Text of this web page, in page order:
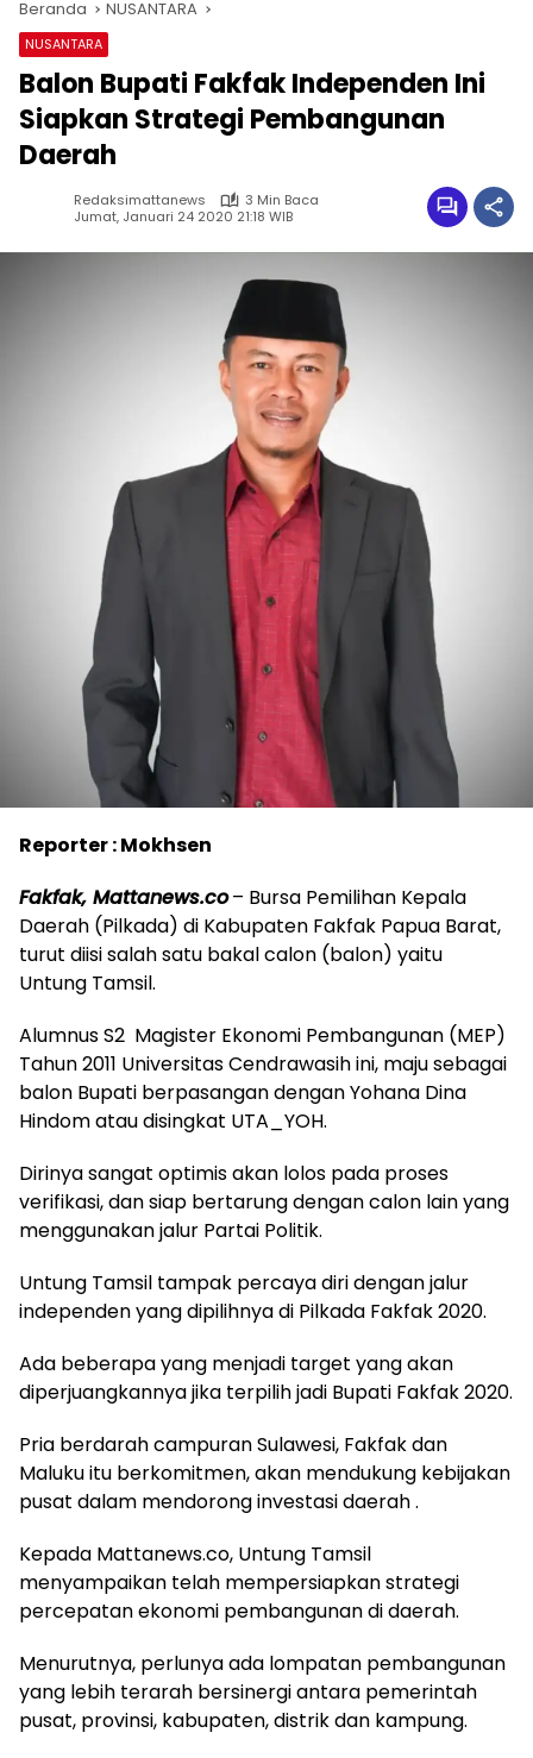
Beranda NUSANTARA
NUSANTARA
Balon Bupati Fakfak Independen Ini
Siapkan Strategi Pembangunan
Daerah
Redaksimattanews
3 Min Baca
Jumat, Januari 24 2020 21:18 WIB
Reporter : Mokhsen
Fakfak, Mattanews.co– Bursa Pemilihan Kepala
Daerah (Pilkada) di Kabupaten Fakfak Papua Barat,
turut diisi salah satu bakal calon (balon) yaitu
Untung Tamsil.
Alumnus S2 Magister Ekonomi Pembangunan (MEP)
Tahun 2011 Universitas Cendrawasih ini, maju sebagai
balon Bupati berpasangan dengan Yohana Dina
Hindom atau disingkat UTA_YOH.
Dirinya sangat optimis akan lolos pada proses
verifikasi, dan siap bertarung dengan calon lain yang
menggunakan jalur Partai Politik.
Untung Tamsil tampak percaya diri dengan jalur
independen yang dipilihnya di Pilkada Fakfak 2020.
Ada beberapa yang menjadi target yang akan
diperjuangkannya jika terpilih jadi Bupati Fakfak 2020.
Pria berdarah campuran Sulawesi, Fakfak dan
Maluku itu berkomitmen, akan mendukung kebijakan
pusat dalam mendorong investasi daerah .
Kepada Mattanews.co, Untung Tamsil
menyampaikan telah mempersiapkan strategi
percepatan ekonomi pembangunan di daerah.
Menurutnya, perlunya ada lompatan pembangunan
yang lebih terarah bersinergi antara pemerintah
pusat, provinsi, kabupaten, distrik dan kampung.